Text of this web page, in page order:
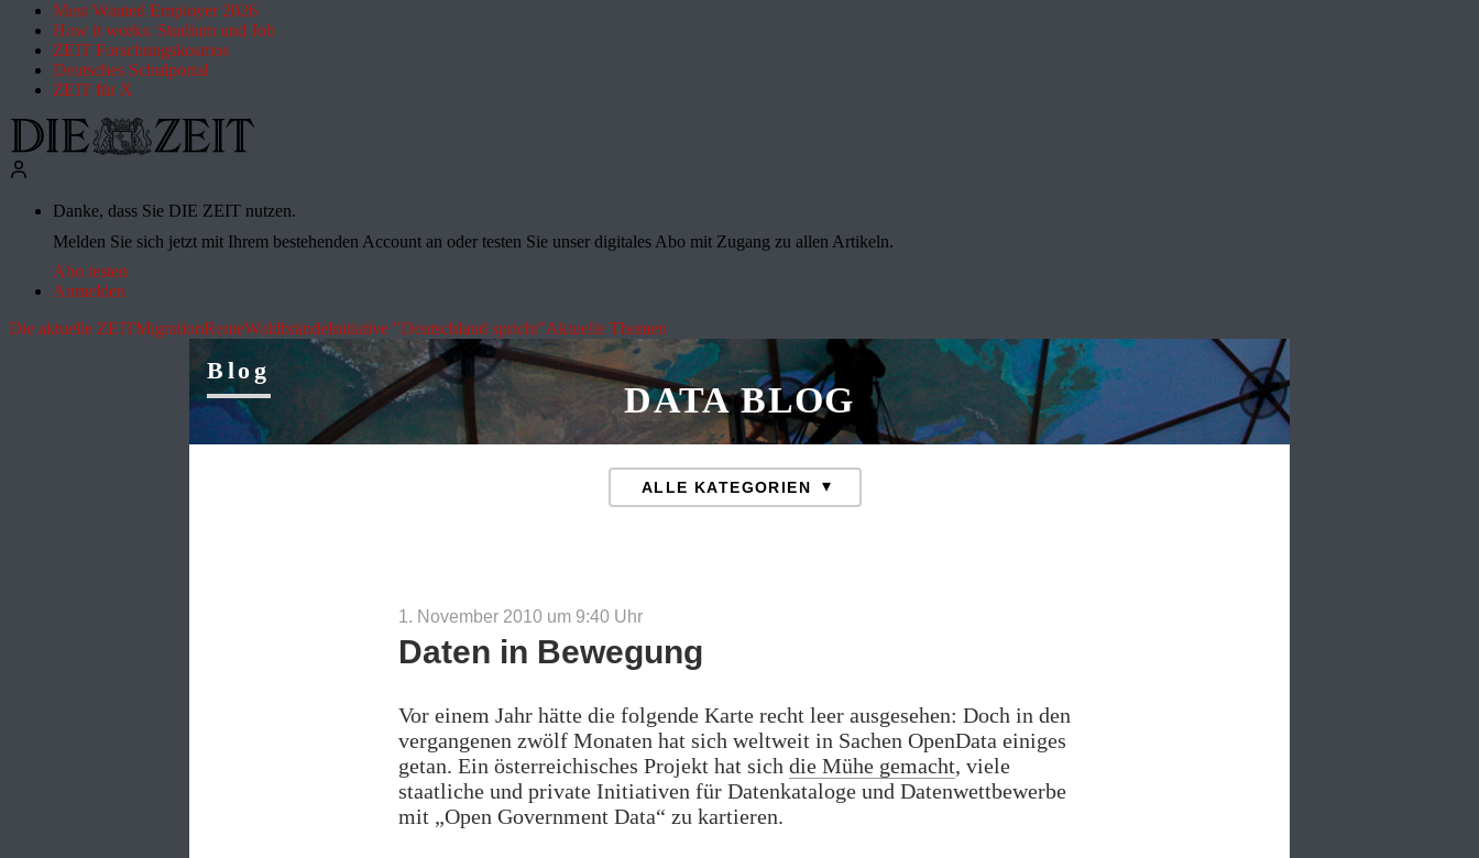
Most Wanted Employer 2026
How it works: Studium und Job
ZEIT Forschungskosmos
Deutsches Schulportal
ZEIT für X
Danke, dass Sie DIE ZEIT nutzen.
Melden Sie sich jetzt mit Ihrem bestehenden Account an oder testen Sie unser digitales Abo mit Zugang zu allen Artikeln.
Abo testen
Anmelden
Die aktuelle ZEITMigrationRenteWaldbrändeInitiative "Deutschland spricht"Aktuelle Themen
Blog
DATA BLOG
1. November 2010 um 9:40 Uhr
Daten in Bewegung
Vor einem Jahr hätte die folgende Karte recht leer ausgesehen: Doch in den
vergangenen zwölf Monaten hat sich weltweit in Sachen OpenData einiges
getan. Ein österreichisches Projekt hat sich die Mühe gemacht, viele
staatliche und private Initiativen für Datenkataloge und Datenwettbewerbe
mit „Open Government Data“ zu kartieren.